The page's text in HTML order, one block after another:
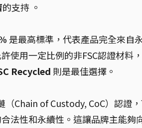
的支持 。
是最高標準，代表產品完全來自
使用一定比例的非FSC認證材料，
Recycled 則是最佳選擇。
（Chain of Custody, CoC）認證
法性和永續性。這讓品牌主能夠